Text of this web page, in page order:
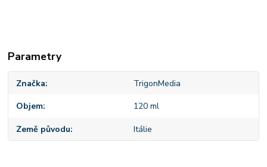
Parametry
Značka TrigonMedia
Objem 120 ml
Země původu Itálie